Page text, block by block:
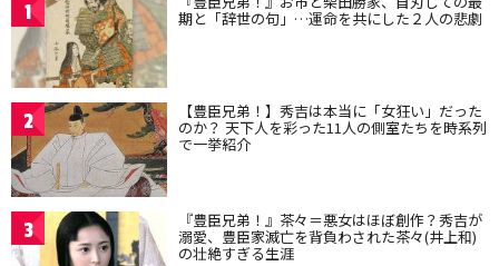
1 期と「辞世の句」…運命を共にした２人の悲劇
2 【豊臣兄弟！】秀吉は本当に「女狂い」だった
のか？ 天下人を彩った11人の側室たちを時系列
で一挙紹介
3 『豊臣兄弟！』茶々＝悪女はほぼ創作？秀吉が
溺愛、豊臣家滅亡を背負わされた茶々(井上和)
の壮絶すぎる生涯